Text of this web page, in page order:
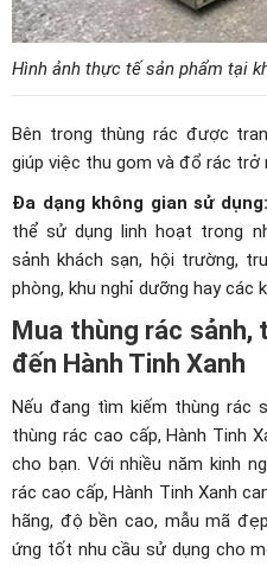
Hình ảnh thực tế sản phẩm tại
Bên trong thùng rác được
giúp việc thu gom và đổ rác trở
Đa dạng không gian sử dụng:
thể sử dụng linh hoạt trong
sảnh khách sạn, hội trường,
phòng, khu nghỉ dưỡng hay các
Mua thùng rác sảnh,
đến Hành Tinh Xanh
Nếu đang tìm kiếm thùng rác
thùng rác cao cấp, Hành Tinh
cho bạn. Với nhiều năm kinh
rác cao cấp, Hành Tinh Xanh
hãng, độ bền cao, mẫu mã
ứng tốt nhu cầu sử dụng cho